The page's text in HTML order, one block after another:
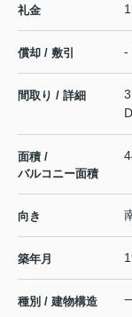
礼金
償却 / 敷引 -
間取り / 詳細
面積 /
バルコニー面積
向き
築年月
種別 / 建物構造